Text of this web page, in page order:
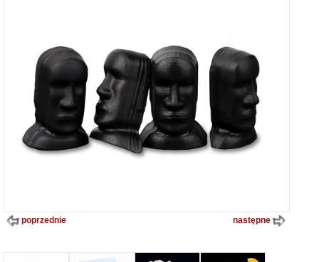
poprzednie następne